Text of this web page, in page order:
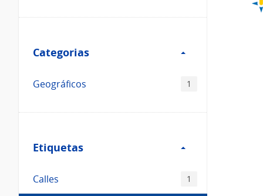
Categorias
Categorias
Geográficos 1
Etiquetas
Etiquetas
Calles 1